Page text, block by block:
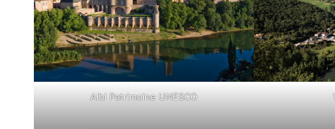
Albi Patrimoine UNESCO